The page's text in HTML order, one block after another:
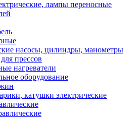
лампы переносные
насосы, цилиндры, манометры
прессов
нагреватели
оборудование
катушки электрические